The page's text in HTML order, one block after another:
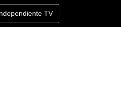
TV